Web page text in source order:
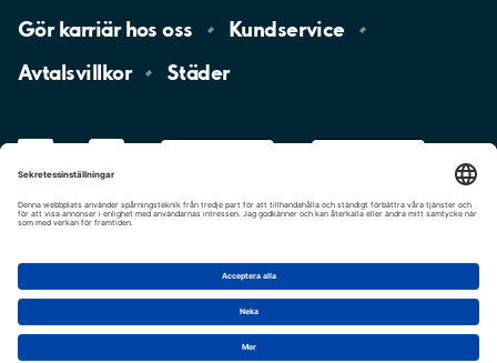
Gör karriär hososs
Kundservice
Avtalsvillkor
Städer
Cookie-inställningar